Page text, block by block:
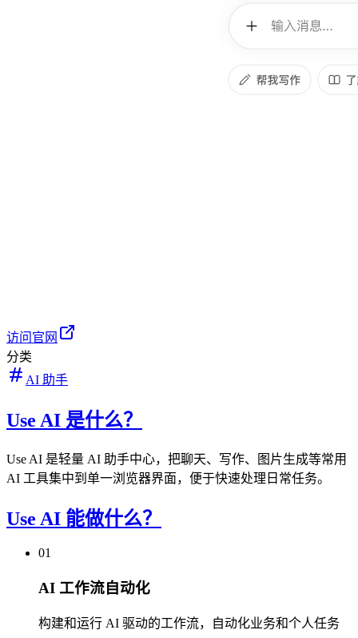
访问官网
分类
AI 助手
Use AI 是什么？
Use AI 是轻量 AI 助手中心，把聊天、写作、图片生成等常用
AI 工具集中到单一浏览器界面，便于快速处理日常任务。
Use AI 能做什么？
01
AI 工作流自动化
构建和运行 AI 驱动的工作流，自动化业务和个人任务